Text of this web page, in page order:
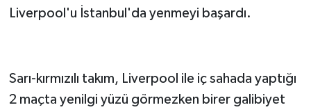
Liverpool'u İstanbul'da yenmeyi başardı.
Sarı-kırmızılı takım, Liverpool ile iç sahada yaptığı
2 maçta yenilgi yüzü görmezken birer galibiyet